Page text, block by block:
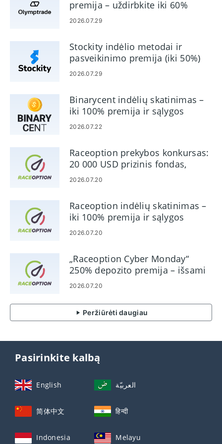
registracijos
įsipareigojimo
- Priima
prekybininkus iš JAV
- Reguliuojamas ir
patikimas
funkcijų, gali būti
per parą, 7 dienas
per savaitę
bankininkystės
palaikymas
darbuotojai yra
pasiekiami 24
valandas per parą, 7
premija – uždirbkite iki 60%
komisinių už rekomendacijas
2026.07.29
Stockity indėlio metodai ir
pasveikinimo premija (iki 50%)
2026.07.29
Binarycent indėlių skatinimas –
iki 100% premija ir sąlygos
2026.07.22
Raceoption prekybos konkursas:
20 000 USD prizinis fondas,
dalyvavimas ir taisyklės
2026.07.20
Raceoption indėlių skatinimas –
iki 100% premija ir sąlygos
2026.07.20
„Raceoption Cyber ​​​​Monday“
250% depozito premija – išsami
informacija apie reklamą
2026.07.20
Peržiūrėti daugiau
Pasirinkite kalbą
English العربيّة
简体中文 हिन्दी
Indonesia Melayu